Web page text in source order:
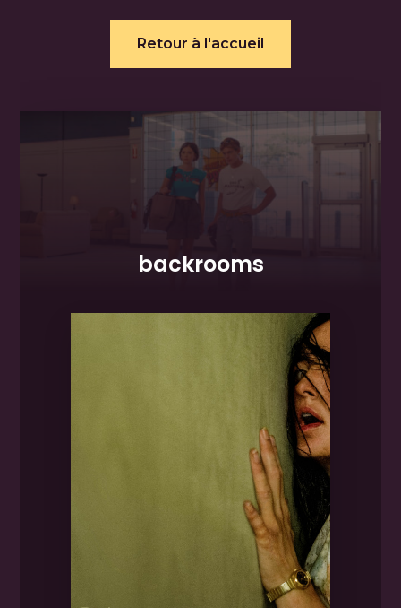
Retour à l'accueil
backrooms